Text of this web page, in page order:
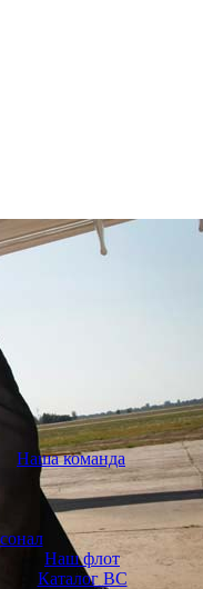
Наша команда
Наш флот
Каталог ВС